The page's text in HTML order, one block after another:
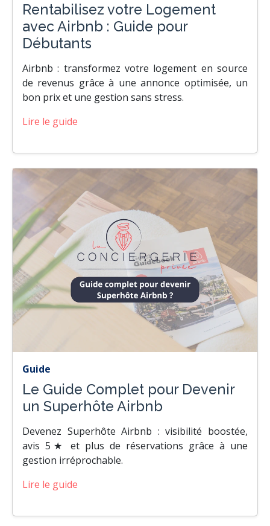
Rentabilisez votre Logement
avec Airbnb : Guide pour
Débutants
Airbnb : transformez votre logement en source
de revenus grâce à une annonce optimisée, un
bon prix et une gestion sans stress.
Lire le guide
Guide
Le Guide Complet pour Devenir
un Superhôte Airbnb
Devenez Superhôte Airbnb : visibilité boostée,
avis 5★ et plus de réservations grâce à une
gestion irréprochable.
Lire le guide